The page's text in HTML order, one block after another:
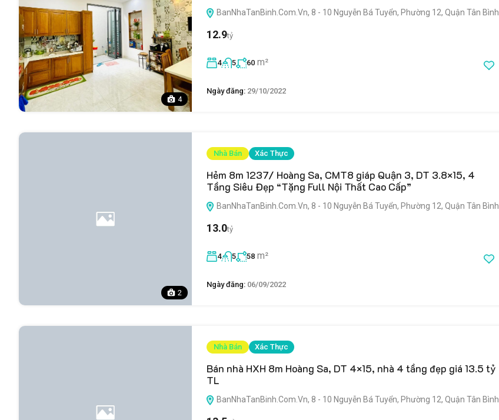
4
BanNhaTanBinh.Com.Vn, 8 - 10 Nguyễn Bá Tuyển, Phường 12, Quận Tân Bình
12.9tỷ
4 5 60 m²
Ngày đăng: 29/10/2022
2
Nhà Bán Xác Thực
Hẻm 8m 1237/ Hoàng Sa, CMT8 giáp Quận 3, DT 3.8×15, 4
Tầng Siêu Đẹp “Tặng Full Nội Thất Cao Cấp”
BanNhaTanBinh.Com.Vn, 8 - 10 Nguyễn Bá Tuyển, Phường 12, Quận Tân Bình
13.0tỷ
4 5 58 m²
Ngày đăng: 06/09/2022
Nhà Bán Xác Thực
Bán nhà HXH 8m Hoàng Sa, DT 4×15, nhà 4 tầng đẹp giá 13.5 tỷ
TL
BanNhaTanBinh.Com.Vn, 8 - 10 Nguyễn Bá Tuyển, Phường 12, Quận Tân Bình